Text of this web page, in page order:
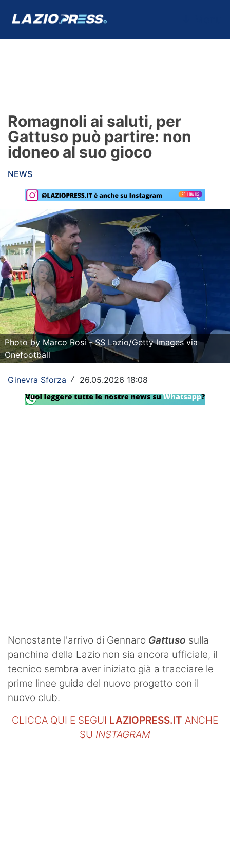
Formello
Infortuni
Primavera
Calciomercato
Lazio Women
Rassegna Lazio
Social
Calcio
Serie A
Champions League
Europa League
Altri Sport
Formula 1
Romagnoli ai saluti, per
Gattuso può partire: non
idoneo al suo gioco
NEWS
Photo by Marco Rosi - SS Lazio/Getty Images via
Onefootball
Ginevra Sforza / 26.05.2026 18:08
Nonostante l'arrivo di Gennaro Gattuso sulla
panchina della Lazio non sia ancora ufficiale, il
tecnico sembra aver iniziato già a tracciare le
prime linee guida del nuovo progetto con il
nuovo club.
CLICCA QUI E SEGUI LAZIOPRESS.IT ANCHE
SU INSTAGRAM